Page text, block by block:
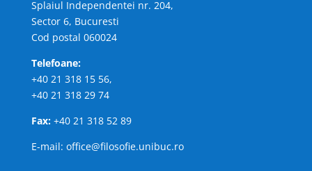
Splaiul Independentei nr. 204,
Sector 6, Bucuresti
Cod postal 060024
Telefoane:
+40 21 318 15 56,
+40 21 318 29 74
Fax: +40 21 318 52 89
E-mail: office@filosofie.unibuc.ro